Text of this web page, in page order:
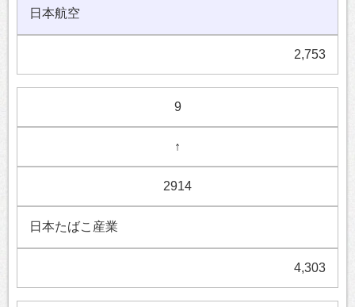
日本航空
2,753
9
↑
2914
日本たばこ産業
4,303